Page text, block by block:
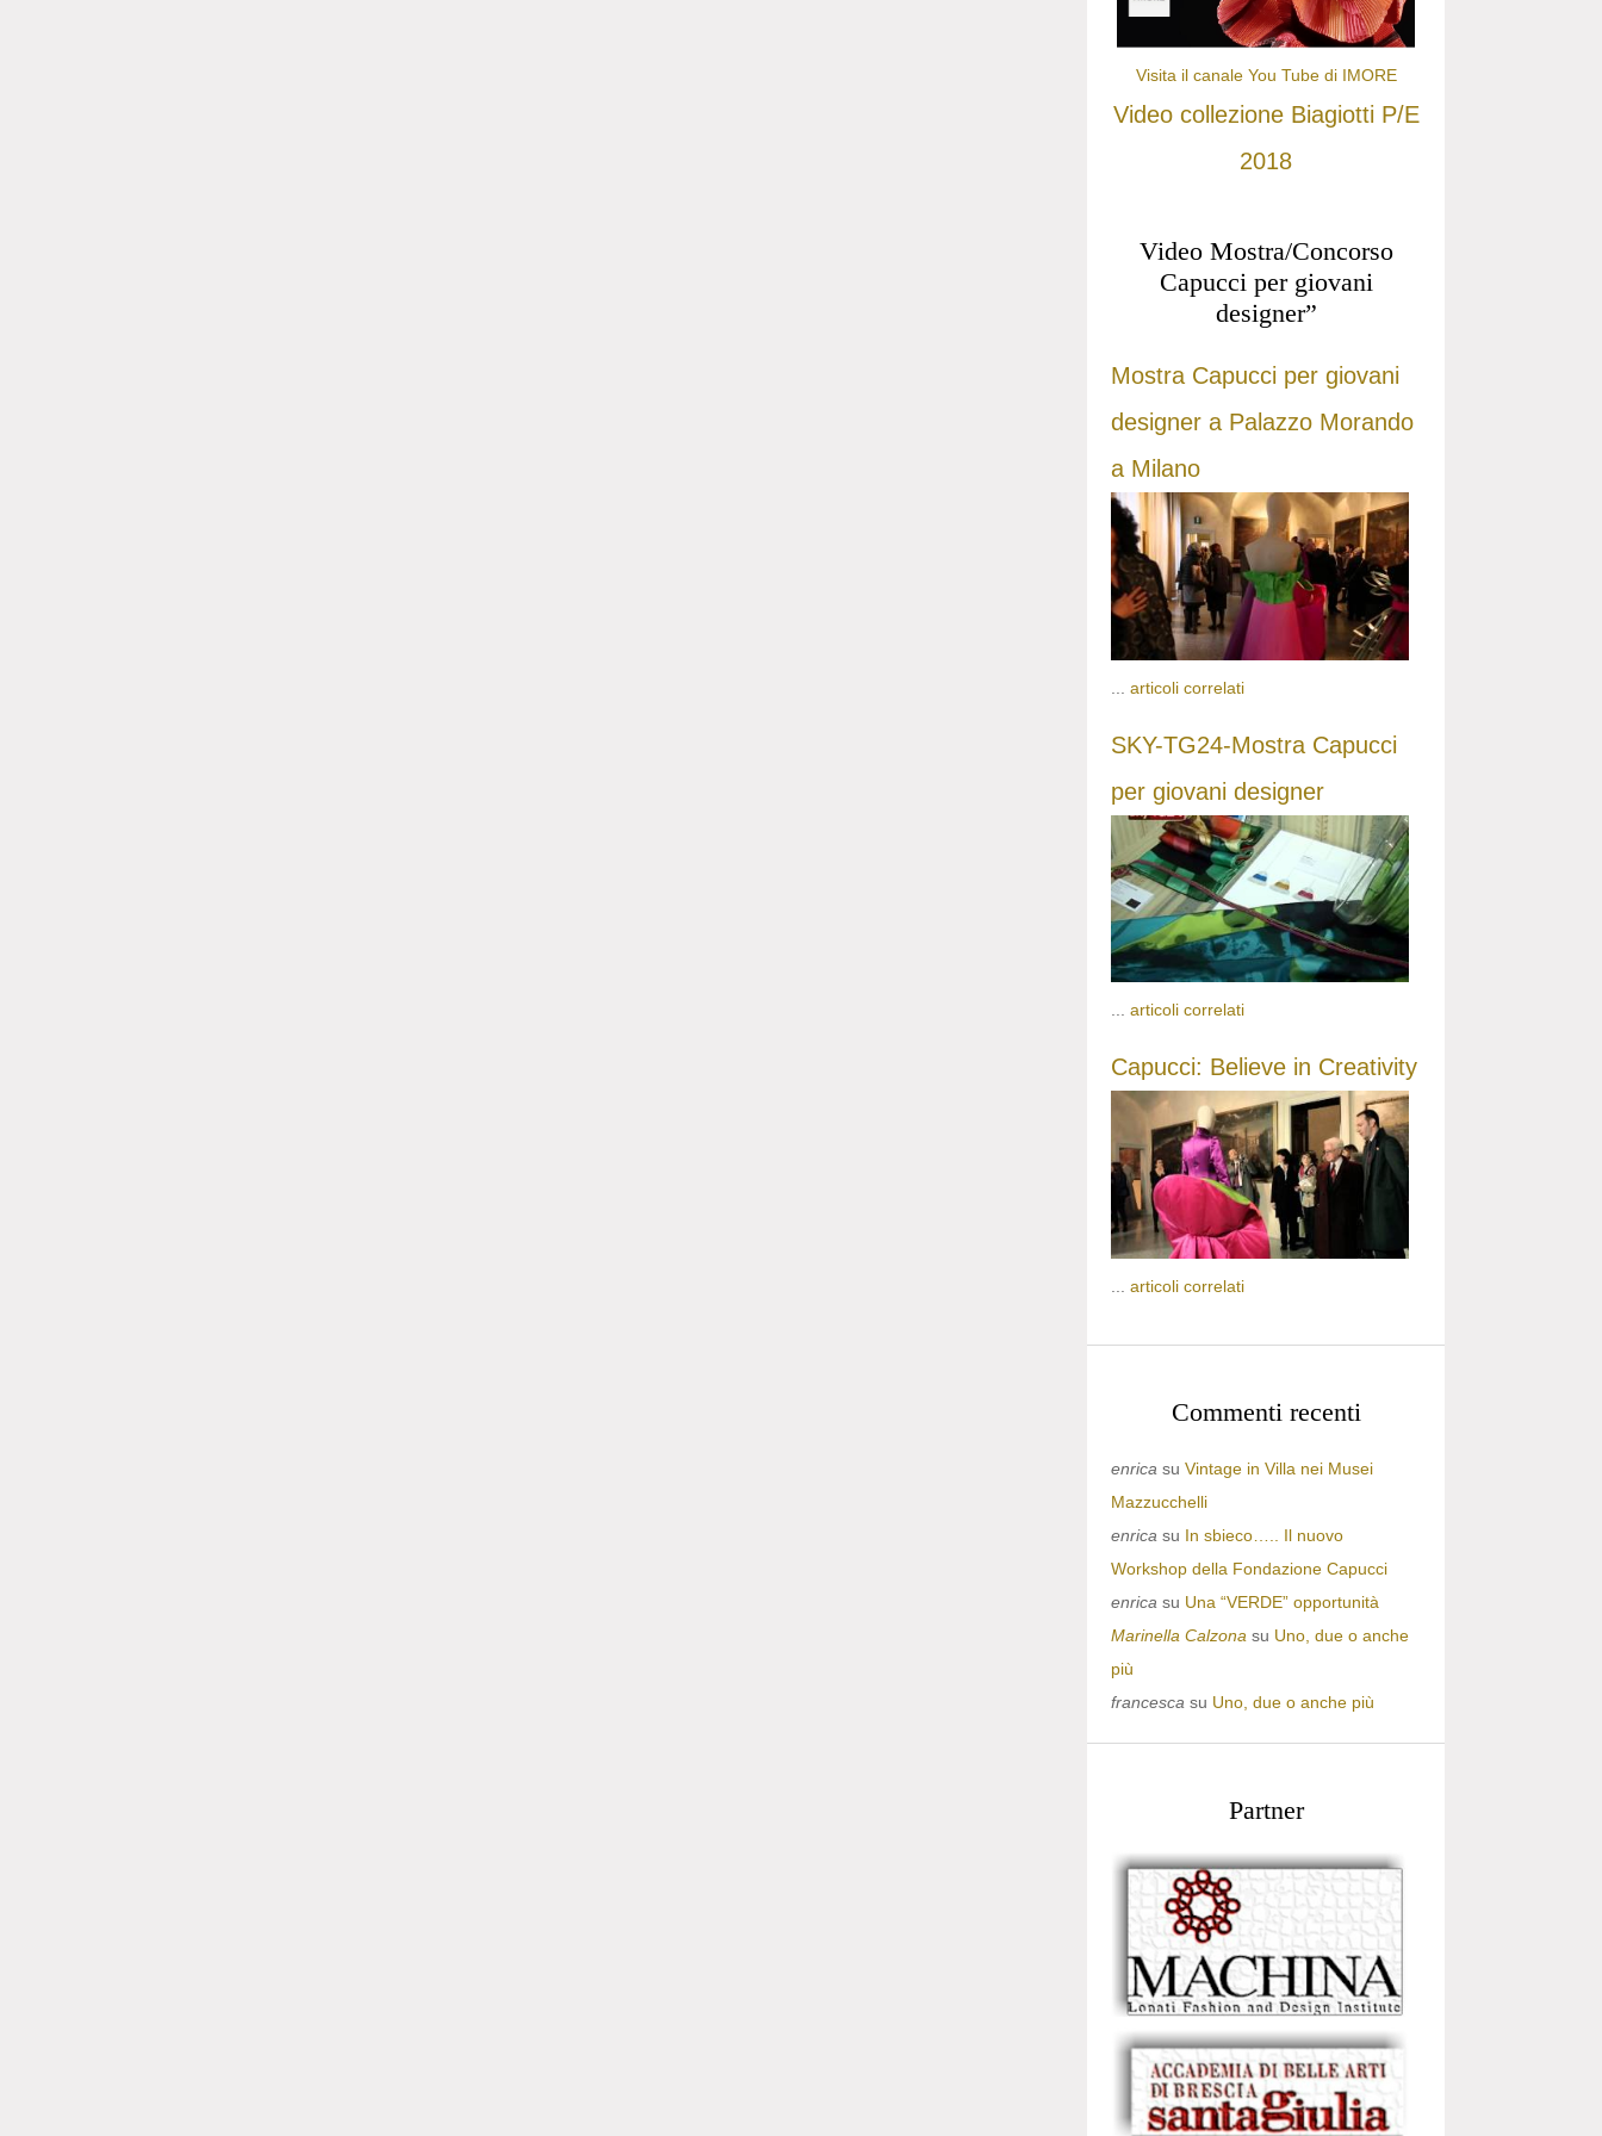
Visita il canale You Tube di IMORE
Video collezione Biagiotti P/E
2018
Video Mostra/Concorso
Capucci per giovani
designer”
Mostra Capucci per giovani
designer a Palazzo Morando
a Milano
articoli correlati
SKY-TG24-Mostra Capucci
per giovani designer
... articoli correlati
Capucci: Believe in Creativity
articoli correlati
Commenti recenti
enrica su Vintage in Villa nei Musei
Mazzucchelli
enrica su In sbieco….. Il nuovo
Workshop della Fondazione Capucci
enrica su Una “VERDE” opportunità
Marinella Calzona su Uno, due o anche
più
francesca su Uno, due o anche più
Partner